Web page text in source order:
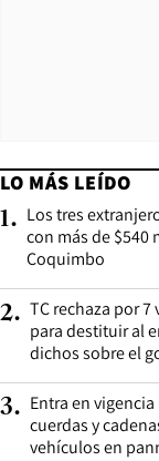
LO MÁS LEÍDO
1. Los tres
con más de $540
Coquimbo
2. TC rechaza por
para destituir al
dichos sobre el
3. Entra en
cuerdas y
vehículos en